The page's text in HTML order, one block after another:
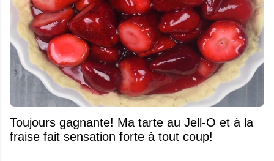
Toujours gagnante! Ma tarte au Jell-O et à la
fraise fait sensation forte à tout coup!